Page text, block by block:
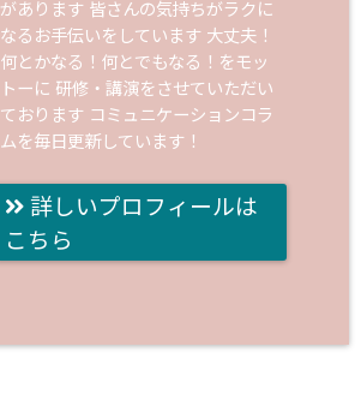
があります 皆さんの気持ちがラクに
なるお手伝いをしています 大丈夫！
何とかなる！何とでもなる！をモッ
トーに 研修・講演をさせていただい
ております コミュニケーションコラ
ムを毎日更新しています！
詳しいプロフィールは
こちら